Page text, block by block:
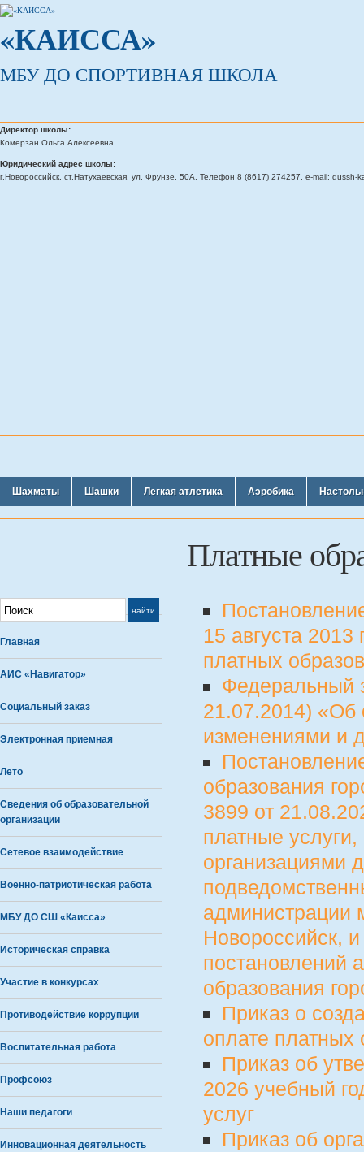
«КАИССА»
МБУ ДО СПОРТИВНАЯ ШКОЛА
Директор школы:
Комерзан Ольга Алексеевна
Юридический адрес школы:
г.Новороссийск, ст.Натухаевская, ул. Фрунзе, 50А. Телефон 8 (8617) 274257, e-mail: dussh-
Шахматы Шашки Легкая атлетика Аэробика
Платные
Главная
АИС «Навигатор»
Социальный заказ
Электронная приемная
Лето
Сведения об образовательной
организации
Сетевое взаимодействие
Военно-патриотическая работа
МБУ ДО СШ «Каисса»
Историческая справка
Участие в конкурсах
Противодействие коррупции
Воспитательная работа
Профсоюз
Наши педагоги
Инновационная деятельность
15 августа
платных
Федеральный
21.07.2014) «Об
изменениями и
образования
3899 от
платные
организациями
администрации
Новороссийск,
постановлений
образования
Приказ о
оплате платных
Приказ об
2026 учебный
услуг
Приказ об